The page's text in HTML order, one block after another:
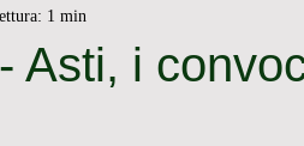
Asti, i
1 min